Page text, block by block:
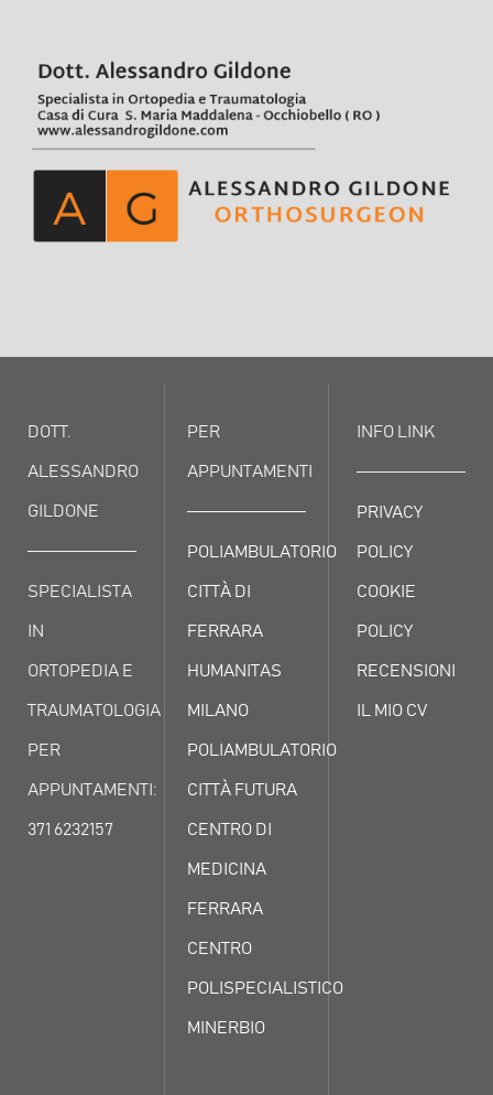
DOTT.
ALESSANDRO
GILDONE
SPECIALISTA
IN
ORTOPEDIA E
TRAUMATOLOGIA
PER
APPUNTAMENTI:
371 6232157
PER
APPUNTAMENTI
POLIAMBULATORIO
CITTÀ DI
FERRARA
HUMANITAS
MILANO
POLIAMBULATORIO
CITTÀ FUTURA
CENTRO DI
MEDICINA
FERRARA
CENTRO
POLISPECIALISTICO
MINERBIO
INFO LINK
PRIVACY
POLICY
COOKIE
POLICY
RECENSIONI
IL MIO CV